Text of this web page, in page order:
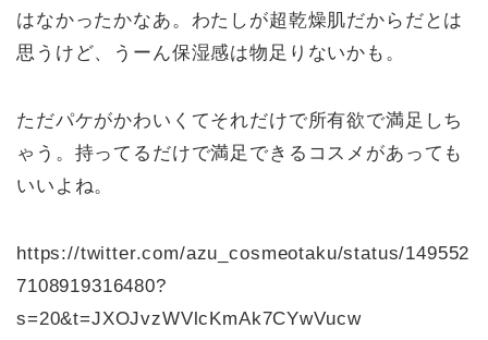
はなかったかなあ。わたしが超乾燥肌だからだとは
思うけど、うーん保湿感は物足りないかも。
ただパケがかわいくてそれだけで所有欲で満足しち
ゃう。持ってるだけで満足できるコスメがあっても
いいよね。
https://twitter.com/azu_cosmeotaku/status/149552
7108919316480?
s=20&t=JXOJvzWVlcKmAk7CYwVucw